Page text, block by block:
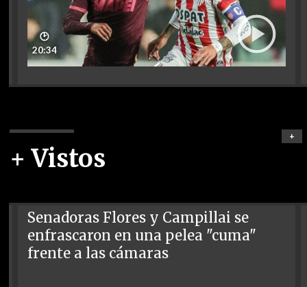
🕑
20:34
+ Vistos
+
Senadoras Flores y Campillai se
enfrascaron en una pelea "cuma"
frente a las cámaras